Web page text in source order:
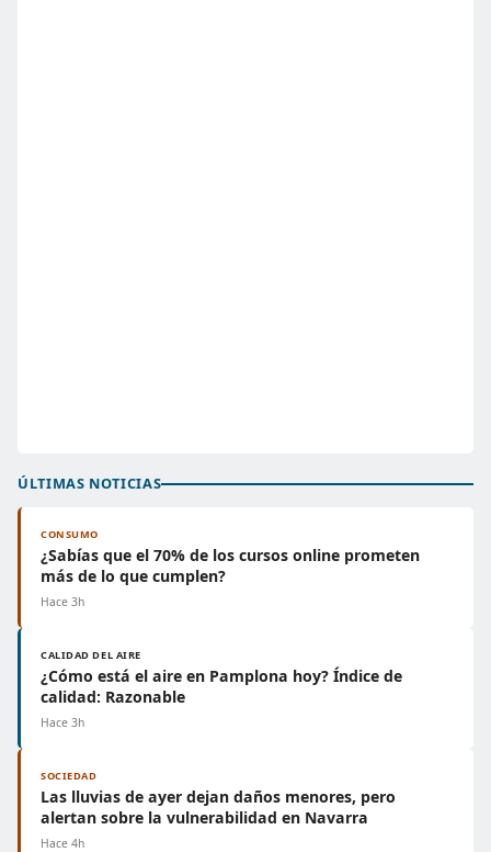
ÚLTIMAS NOTICIAS
CONSUMO
¿Sabías que el 70% de los cursos online prometen
más de lo que cumplen?
Hace 3h
CALIDAD DEL AIRE
¿Cómo está el aire en Pamplona hoy? Índice de
calidad: Razonable
Hace 3h
SOCIEDAD
Las lluvias de ayer dejan daños menores, pero
alertan sobre la vulnerabilidad en Navarra
Hace 4h